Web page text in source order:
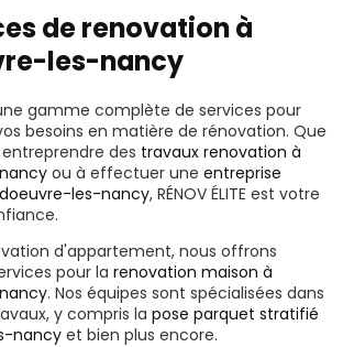
de renovation à
les-nancy
gamme complète de services pour
besoins en matière de rénovation. Que
des travaux renovation à
ou à effectuer une entreprise
les-nancy, RÉNOV ÉLITE est votre
d'appartement, nous offrons
pour la renovation maison à
. Nos équipes sont spécialisées dans
y compris la pose parquet stratifié
nancy et bien plus encore.